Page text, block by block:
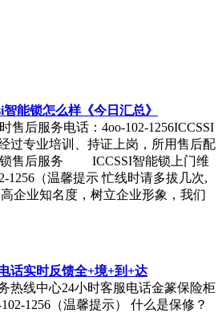
能锁怎么样《今日汇总》
售后服务电话：4oo-102-1256ICCSSI
过专业培训、持证上岗，所用售后配
锁售后服务 ICCSSI智能锁上门维
1256（温馨提示 忙线时请多拔几次,
企业知名度，树立企业形象，我们
话实时反馈全+境+到+达
热线中心24小时客服电话金篆保险柜
1256（温馨提示） 什么是保修？